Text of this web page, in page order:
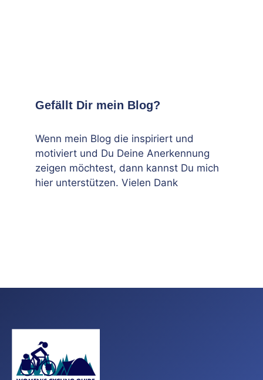
Gefällt Dir mein Blog?
Wenn mein Blog die inspiriert und
motiviert und Du Deine Anerkennung
zeigen möchtest, dann kannst Du mich
hier unterstützen. Vielen Dank